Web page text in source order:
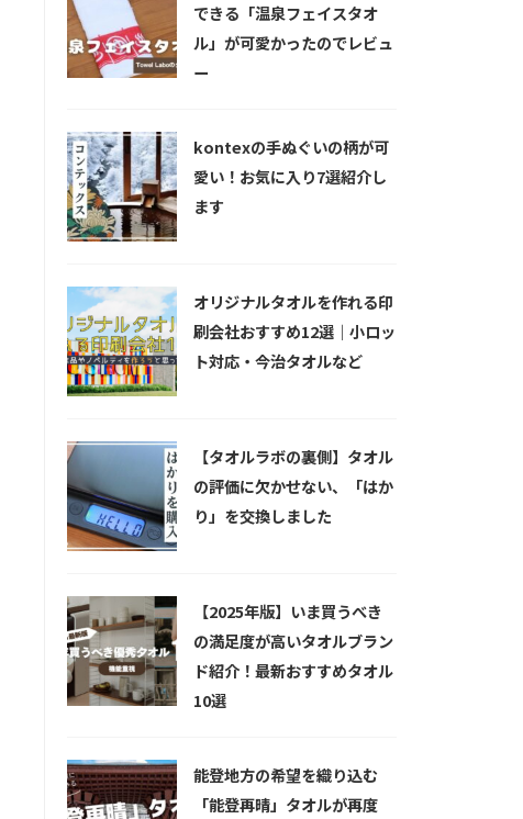
できる「温泉フェイスタオ
ル」が可愛かったのでレビュ
ー
kontexの手ぬぐいの柄が可
愛い！お気に入り7選紹介し
ます
オリジナルタオルを作れる印
刷会社おすすめ12選｜小ロッ
ト対応・今治タオルなど
【タオルラボの裏側】タオル
の評価に欠かせない、「はか
り」を交換しました
【2025年版】いま買うべき
の満足度が高いタオルブラン
ド紹介！最新おすすめタオル
10選
能登地方の希望を織り込む
「能登再晴」タオルが再度